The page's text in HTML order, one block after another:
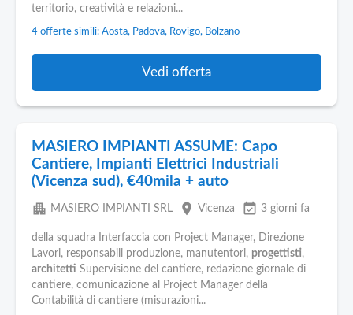
territorio, creatività e relazioni...
4 offerte simili: Aosta, Padova, Rovigo, Bolzano
Vedi offerta
MASIERO IMPIANTI ASSUME: Capo
Cantiere, Impianti Elettrici Industriali
(Vicenza sud), €40mila + auto
apartment MASIERO IMPIANTI SRL place Vicenza event_available 3 giorni fa
della squadra Interfaccia con Project Manager, Direzione
Lavori, responsabili produzione, manutentori, progettisti,
architetti Supervisione del cantiere, redazione giornale di
cantiere, comunicazione al Project Manager della
Contabilità di cantiere (misurazioni...